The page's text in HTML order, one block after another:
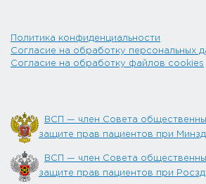
Политика конфиденциальности
Согласие на обработку персональных
Согласие на обработку файлов cookies
ВСП — член Совета
защите прав пациентов при
ВСП — член Совета
защите прав пациентов при